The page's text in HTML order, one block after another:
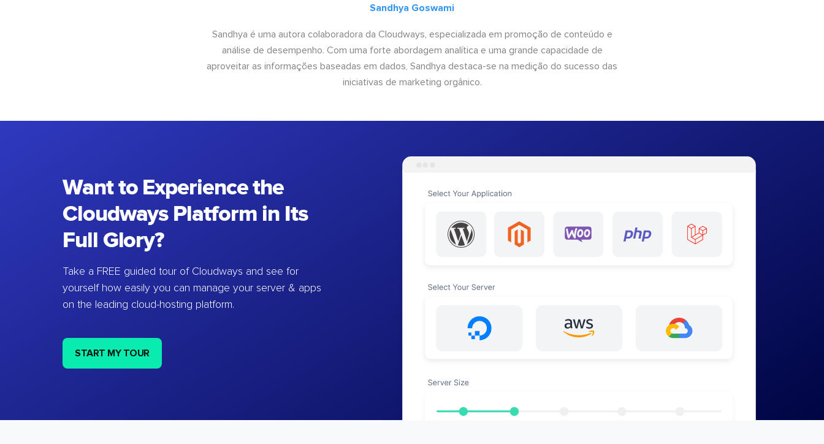
Sandhya Goswami
Sandhya é uma autora colaboradora da Cloudways, especializada em promoção de conteúdo e
análise de desempenho. Com uma forte abordagem analítica e uma grande capacidade de
aproveitar as informações baseadas em dados, Sandhya destaca-se na medição do sucesso das
iniciativas de marketing orgânico.
Want to Experience the
Cloudways Platform in Its
Full Glory?
Take a FREE guided tour of Cloudways and see for
yourself how easily you can manage your server & apps
on the leading cloud-hosting platform.
START MY TOUR